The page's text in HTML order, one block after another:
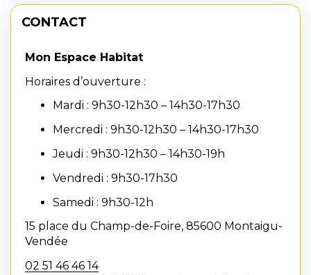
CONTACT
Mon Espace Habitat
Horaires d’ouverture :
Mardi : 9h30-12h30 – 14h30-17h30
Mercredi : 9h30-12h30 – 14h30-17h30
Jeudi : 9h30-12h30 – 14h30-19h
Vendredi : 9h30-17h30
Samedi : 9h30-12h
15 place du Champ-de-Foire, 85600 Montaigu-
Vendée
02 51 46 46 14